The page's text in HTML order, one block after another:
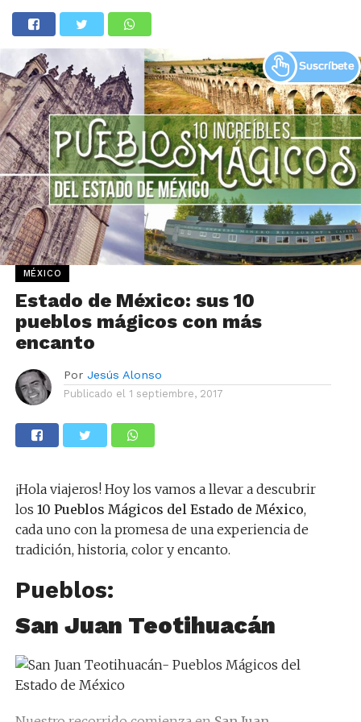
MÉXICO
Estado de México: sus 10
pueblos mágicos con más
encanto
Por Jesús Alonso
Publicado el 1 septiembre, 2017
¡Hola viajeros! Hoy los vamos a llevar a descubrir
los 10 Pueblos Mágicos del Estado de México,
cada uno con la promesa de una experiencia de
tradición, historia, color y encanto.
Pueblos:
San Juan Teotihuacán